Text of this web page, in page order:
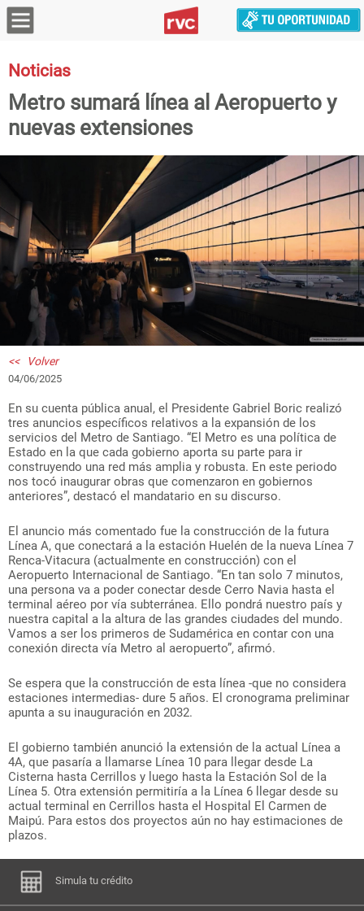
Noticias
Metro sumará línea al Aeropuerto y
nuevas extensiones
<< Volver
04/06/2025
En su cuenta pública anual, el Presidente Gabriel Boric realizó
tres anuncios específicos relativos a la expansión de los
servicios del Metro de Santiago. “El Metro es una política de
Estado en la que cada gobierno aporta su parte para ir
construyendo una red más amplia y robusta. En este periodo
nos tocó inaugurar obras que comenzaron en gobiernos
anteriores”, destacó el mandatario en su discurso.
El anuncio más comentado fue la construcción de la futura
Línea A, que conectará a la estación Huelén de la nueva Línea 7
Renca-Vitacura (actualmente en construcción) con el
Aeropuerto Internacional de Santiago. “En tan solo 7 minutos,
una persona va a poder conectar desde Cerro Navia hasta el
terminal aéreo por vía subterránea. Ello pondrá nuestro país y
nuestra capital a la altura de las grandes ciudades del mundo.
Vamos a ser los primeros de Sudamérica en contar con una
conexión directa vía Metro al aeropuerto”, afirmó.
Se espera que la construcción de esta línea -que no considera
estaciones intermedias- dure 5 años. El cronograma preliminar
apunta a su inauguración en 2032.
El gobierno también anunció la extensión de la actual Línea a
4A, que pasaría a llamarse Línea 10 para llegar desde La
Cisterna hasta Cerrillos y luego hasta la Estación Sol de la
Línea 5. Otra extensión permitiría a la Línea 6 llegar desde su
actual terminal en Cerrillos hasta el Hospital El Carmen de
Maipú. Para estos dos proyectos aún no hay estimaciones de
plazos.
Simula tu crédito